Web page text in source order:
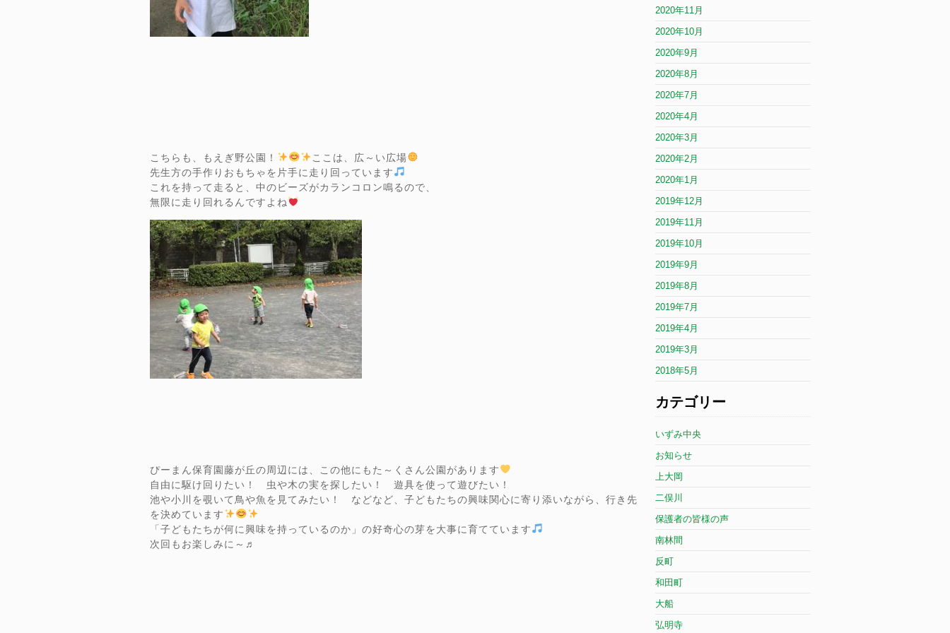
こちらも、もえぎ野公園！
ここは、広～い広場
先生方の手作りおもちゃを片手に走り回っています
これを持って走ると、中のビーズがカランコロン鳴るので、
無限に走り回れるんですよね
ぴーまん保育園藤が丘の周辺には、この他にもた～くさん公園があります
自由に駆け回りたい！ 虫や木の実を探したい！ 遊具を使って遊びたい！
池や小川を覗いて鳥や魚を見てみたい！ などなど、子どもたちの興味関心に寄り添いながら、行き先
を決めています
「子どもたちが何に興味を持っているのか」の好奇心の芽を大事に育てています
次回もお楽しみに～♬
2020年11月
2020年10月
2020年9月
2020年8月
2020年7月
2020年4月
2020年3月
2020年2月
2020年1月
2019年12月
2019年11月
2019年10月
2019年9月
2019年8月
2019年7月
2019年4月
2019年3月
2018年5月
カテゴリー
いずみ中央
お知らせ
上大岡
二俣川
保護者の皆様の声
南林間
反町
和田町
大船
弘明寺